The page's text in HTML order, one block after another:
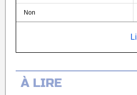
Non
À LIRE